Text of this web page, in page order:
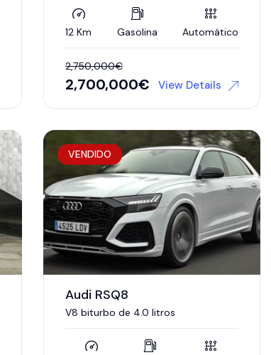
12 Km Gasolina Automático
2,750,000€
2,700,000€ View Details
VENDIDO
Audi RSQ8
V8 biturbo de 4.0 litros